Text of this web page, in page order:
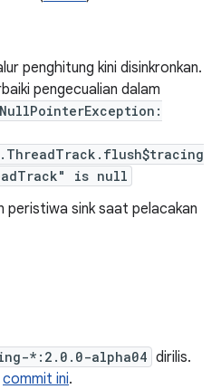
penghitung kini disinkronkan.
pengecualian dalam
is null
peristiwa sink saat pelacakan
*:2.0.0-alpha04 dirilis.
commit ini.